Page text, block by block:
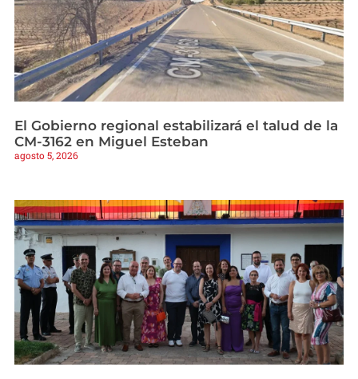
El Gobierno regional estabilizará el talud de la
CM-3162 en Miguel Esteban
agosto 5, 2026